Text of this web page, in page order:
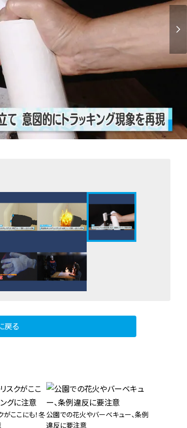
戻る
がここにも！冬公園での花火やバーベキュー、条例
違反に要注意